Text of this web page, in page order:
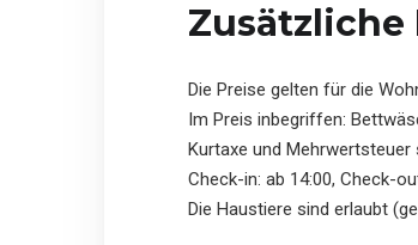
Die Preise gelten für die
Im Preis inbegriffen:
Kurtaxe und
Check-in: ab 14:00, Check-
Die Haustiere sind erlaubt